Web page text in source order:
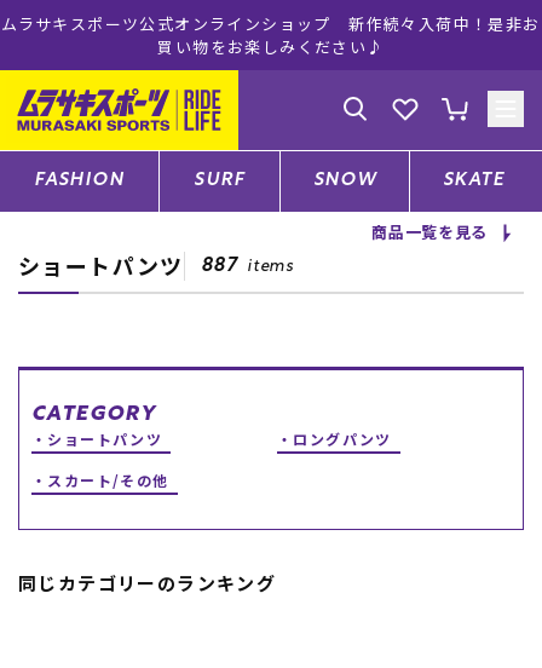
入荷中！是非お ムラサキスポーツ公式オンラインショップ 5,500
注文で送料無料！(※一部対象外有
ゲスト様
ログイン 会員登録
店舗一覧
CATEGORY
ファッションTOP
スノーTOP
FASHION SURF SNOW SKATE
商品一覧を見る
ショートパンツ 887 items
CATEGORY
ショートパンツ
ロングパンツ
スカート/その他
同じカテゴリーのランキング